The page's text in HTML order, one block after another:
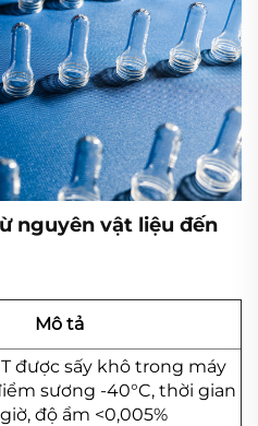
nguyên vật liệu đến
Mô tả
được sấy khô trong máy
sương -40°C, thời gian
độ ẩm <0,005%